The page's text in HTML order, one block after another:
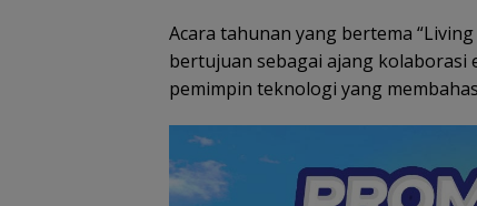
Acara tahunan yang bertema
bertujuan sebagai ajang
pemimpin teknologi yang